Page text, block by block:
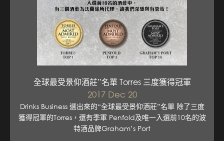
全球最受景仰酒莊”名單 Torres 三度獲得冠軍
2017 Dec 20
Drinks Business 選出來的“全球最受景仰酒莊”名單 除了三度
獲得冠軍的Torres，還有季軍 Penfold及唯一入選前10名的波
特酒品牌Graham’s Port